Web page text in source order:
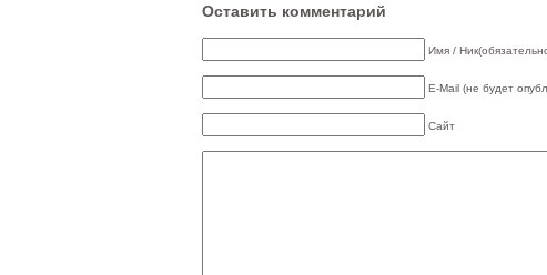
Оставить комментарий
Имя /
E-Mail (не будет
Сайт